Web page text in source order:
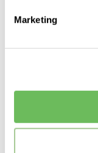
Marketing
449,00 €
225,00 €